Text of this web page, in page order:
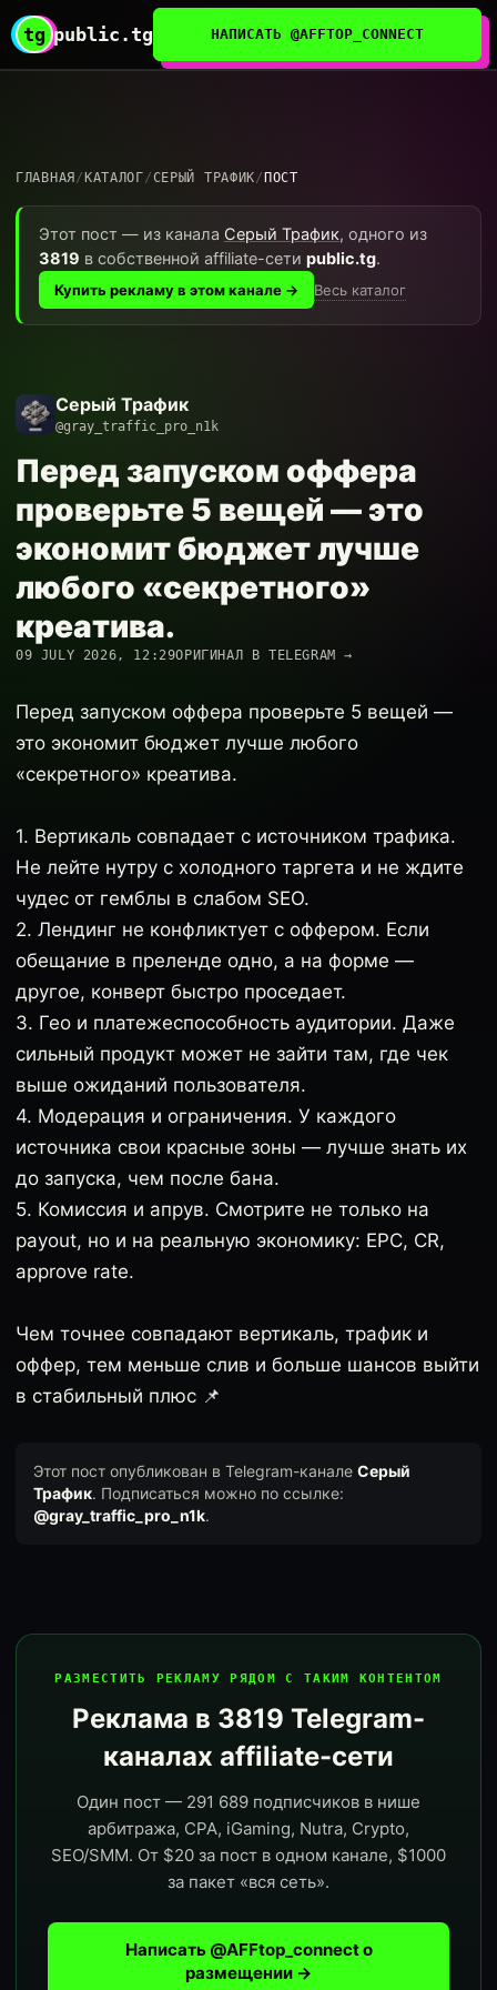
tg public.tg НАПИСАТЬ @AFFTOP_CONNECT
ГЛАВНАЯ / КАТАЛОГ/СЕРЫЙ ТРАФИК/ ПОСТ
Этот пост — из канала Серый Трафик, одного из
3819 в собственной affiliate-сети public.tg.
Купить рекламу в этом канале → Весь каталог
Серый Трафик
@gray_traffic_pro_n1k
Перед запуском оффера
проверьте 5 вещей — это
экономит бюджет лучше
любого «секретного»
креатива.
09 JULY 2026, 12:29ОРИГИНАЛ В TELEGRAM →
Перед запуском оффера проверьте 5 вещей —
это экономит бюджет лучше любого
«секретного» креатива.
1. Вертикаль совпадает с источником трафика.
Не лейте нутру с холодного таргета и не ждите
чудес от гемблы в слабом SEO.
2. Лендинг не конфликтует с оффером. Если
обещание в преленде одно, а на форме —
другое, конверт быстро проседает.
3. Гео и платежеспособность аудитории. Даже
сильный продукт может не зайти там, где чек
выше ожиданий пользователя.
4. Модерация и ограничения. У каждого
источника свои красные зоны — лучше знать их
до запуска, чем после бана.
5. Комиссия и апрув. Смотрите не только на
payout, но и на реальную экономику: EPC, CR,
approve rate.
Чем точнее совпадают вертикаль, трафик и
оффер, тем меньше слив и больше шансов выйти
в стабильный плюс 📌
Этот пост опубликован в Telegram-канале Серый
Трафик. Подписаться можно по ссылке:
@gray_traffic_pro_n1k.
РАЗМЕСТИТЬ РЕКЛАМУ РЯДОМ С ТАКИМ КОНТЕНТОМ
Реклама в 3819 Telegram-
каналах affiliate-сети
Один пост — 291 689 подписчиков в нише
арбитража, CPA, iGaming, Nutra, Crypto,
SEO/SMM. От $20 за пост в одном канале, $1000
за пакет «вся сеть».
Написать @AFFtop_connect о
размещении →